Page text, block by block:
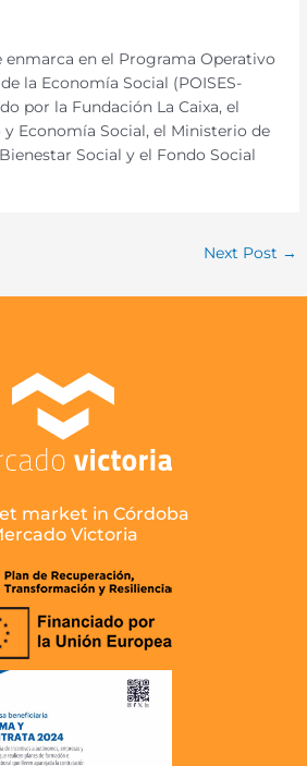
enmarca en el Programa Operativo
la Economía Social (POISES-
por la Fundación La Caixa, el
y Economía Social, el Ministerio de
Social y el Fondo Social
Next Post →
market in Córdoba
Victoria